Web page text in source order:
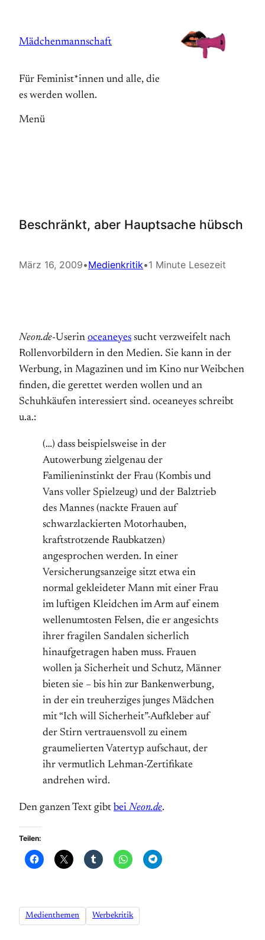
springen
Mädchenmannschaft
Für Feminist*innen und alle, die
es werden wollen.
Menü
Beschränkt, aber Hauptsache hübsch
März 16, 2009•Medienkritik•1 Minute Lesezeit
Neon.de-Userin oceaneyes sucht verzweifelt nach
Rollenvorbildern in den Medien. Sie kann in der
Werbung, in Magazinen und im Kino nur Weibchen
finden, die gerettet werden wollen und an
Schuhkäufen interessiert sind. oceaneyes schreibt
u.a.:
(…) dass beispielsweise in der
Autowerbung zielgenau der
Familieninstinkt der Frau (Kombis und
Vans voller Spielzeug) und der Balztrieb
des Mannes (nackte Frauen auf
schwarzlackierten Motorhauben,
kraftstrotzende Raubkatzen)
angesprochen werden. In einer
Versicherungsanzeige sitzt etwa ein
normal gekleideter Mann mit einer Frau
im luftigen Kleidchen im Arm auf einem
wellenumtosten Felsen, die er angesichts
ihrer fragilen Sandalen sicherlich
hinaufgetragen haben muss. Frauen
wollen ja Sicherheit und Schutz, Männer
bieten sie – bis hin zur Bankenwerbung,
in der ein treuherziges junges Mädchen
mit “Ich will Sicherheit”-Aufkleber auf
der Stirn vertrauensvoll zu einem
graumelierten Vatertyp aufschaut, der
ihr vermutlich Lehman-Zertifikate
andrehen wird.
Den ganzen Text gibt bei Neon.de.
Teilen:
Medienthemen Werbekritik